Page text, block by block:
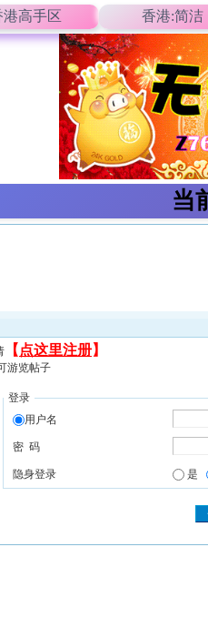
港高手区 香港:简洁
当
【 点这里注册】
游览帖子
登录
用户名
密 码
隐身登录 是